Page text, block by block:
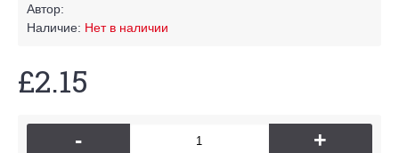
Автор:
Наличие: Нет в наличии
£2.15
- +